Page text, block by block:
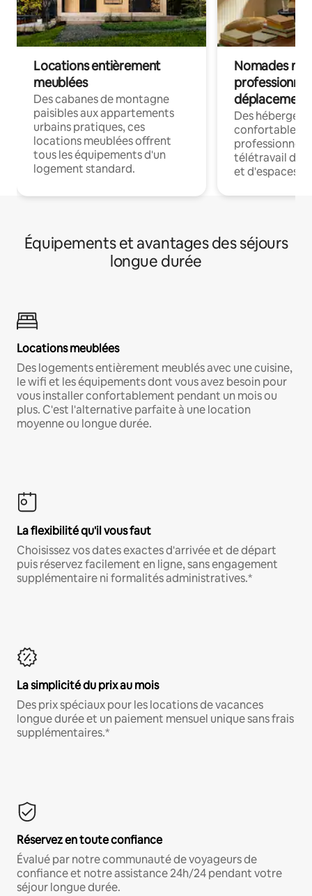
Locations entièrement
meublées
Des cabanes de montagne
paisibles aux appartements
urbains pratiques, ces
locations meublées offrent
tous les équipements d'un
logement standard.
Nomades
déplacement
Des
confortables
professionnels
télétravail
et d'espaces
Équipements et avantages des séjours
longue durée
Locations meublées
Des logements entièrement meublés avec une cuisine,
le wifi et les équipements dont vous avez besoin pour
vous installer confortablement pendant un mois ou
plus. C'est l'alternative parfaite à une location
moyenne ou longue durée.
La flexibilité qu'il vous faut
Choisissez vos dates exactes d'arrivée et de départ
puis réservez facilement en ligne, sans engagement
supplémentaire ni formalités administratives.*
La simplicité du prix au mois
Des prix spéciaux pour les locations de vacances
longue durée et un paiement mensuel unique sans frais
supplémentaires.*
Réservez en toute confiance
Évalué par notre communauté de voyageurs de
confiance et notre assistance 24h/24 pendant votre
séjour longue durée.